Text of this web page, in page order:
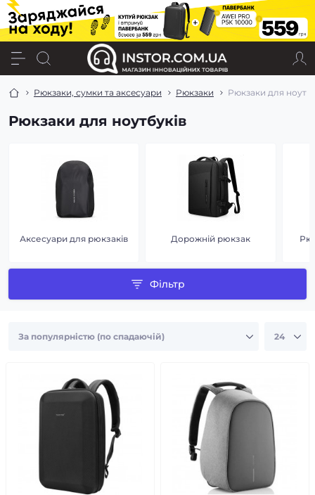
Рюкзаки, сумки та аксесуари Рюкзаки Рюкзаки для
Рюкзаки для ноутбуків
Аксесуари для рюкзаків Дорожній рюкзак
Фільтр